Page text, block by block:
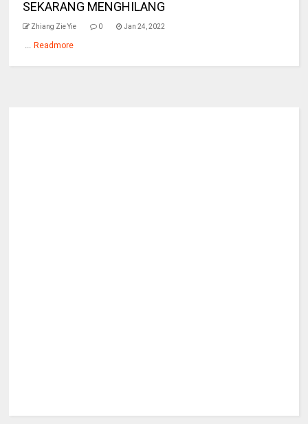
SEKARANG MENGHILANG
Zhiang Zie Yie 0 Jan 24, 2022
... Readmore